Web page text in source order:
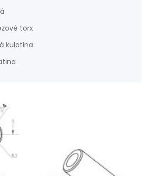
torx
kulatina